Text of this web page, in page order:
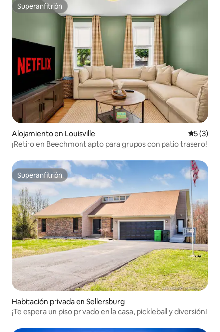
Superanfitrión
Superanfitrión
Alojamiento en Louisville
5 (3)
¡Retiro en Beechmont apto para grupos con patio trasero!
Superanfitrión
Superanfitrión
Habitación privada en Sellersburg
¡Te espera un piso privado en la casa, pickleball y diversión!